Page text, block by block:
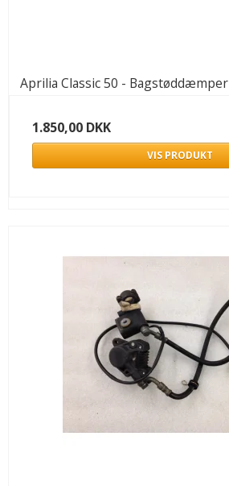
Aprilia Classic 50 - Bagstøddæmper
1.850,00 DKK
VIS PRODUKT